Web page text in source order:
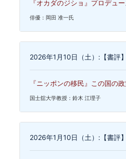
『オカダのジショ』プロデュ
俳優：岡田 准一氏
2026年1月10日（土）:【書評】
『ニッポンの移民』この国の
国士舘大学教授：鈴木 江理子
2026年1月10日（土）:【書評】